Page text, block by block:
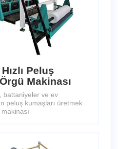
Peluş
Makinası
battaniyeler ve ev
peluş kumaşları üretmek